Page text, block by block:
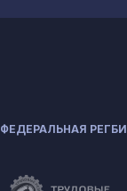
ФЕДЕРАЛЬНАЯ